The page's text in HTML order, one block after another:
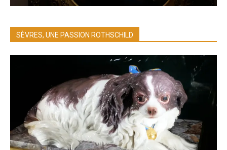
SÈVRES, UNE PASSION ROTHSCHILD